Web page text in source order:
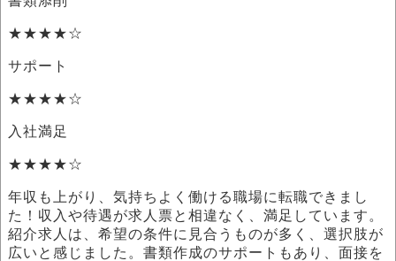
★★★★☆
サポート
★★★★☆
入社満足
★★★★☆
年収も上がり、気持ちよく働ける職場に転職できまし
た！収入や待遇が求人票と相違なく、満足しています。
紹介求人は、希望の条件に見合うものが多く、選択肢が
広いと感じました。書類作成のサポートもあり、面接を